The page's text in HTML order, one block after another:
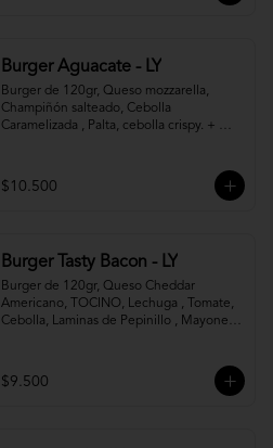
Burger Aguacate - LY
Burger de 120gr, Queso mozzarella,
Champiñón salteado, Cebolla
Caramelizada , Palta, cebolla crispy. +
$10.500
Burger Tasty Bacon - LY
Burger de 120gr, Queso Cheddar
Americano, TOCINO, Lechuga , Tomate,
Cebolla, Laminas de Pepinillo , Mayonesa
$9.500